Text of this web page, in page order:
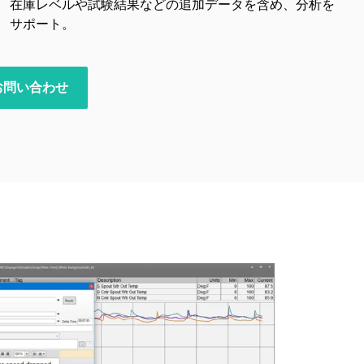
在庫レベルや試験結果などの追加データを含め、分析を
サポート。
問い合わせ